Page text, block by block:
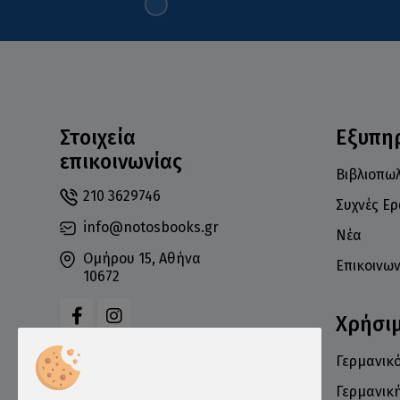
Στοιχεία
επικοινωνίας
210 3629746
info@notosbooks.gr
Ομήρου 15, Αθήνα
10672
Δευτέρα: 10:00-18:00
Τρίτη: 10:00-19:00
Συχνές
Νέα